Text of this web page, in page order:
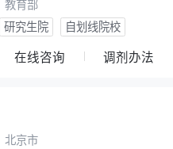
教育部
研究生院 自划线院校
在线咨询 调剂办法
北京市